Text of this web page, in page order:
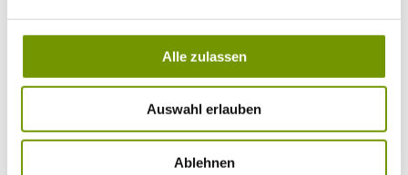
Alle zulassen
Auswahl erlauben
Ablehnen
26°CWaginger Segelclub